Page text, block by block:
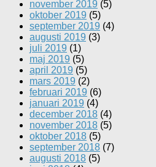
november 2019 (5)
oktober 2019 (5)
september 2019 (4)
augusti 2019 (3)
juli 2019 (1)
maj 2019 (5)
april 2019 (5)
mars 2019 (2)
februari 2019 (6)
januari 2019 (4)
december 2018 (4)
november 2018 (5)
oktober 2018 (5)
september 2018 (7)
augusti 2018 (5)